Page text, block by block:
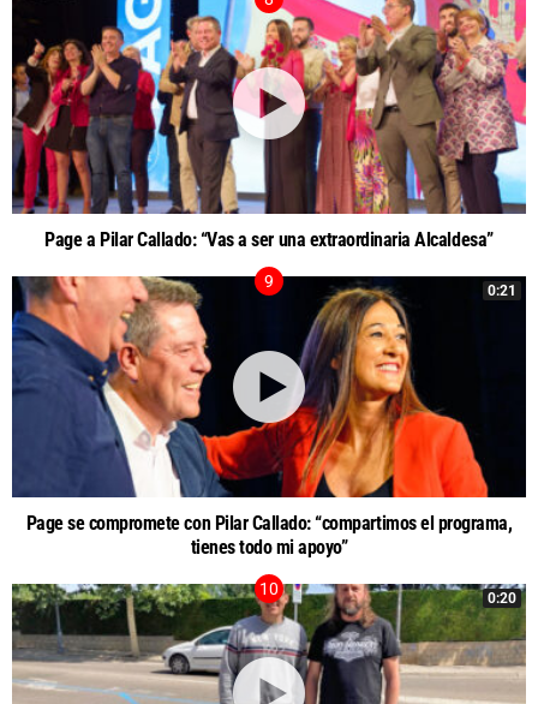
Page a Pilar Callado: “Vas a ser una extraordinaria Alcaldesa”
0:21
Page se compromete con Pilar Callado: “compartimos el programa,
tienes todo mi apoyo”
0:20